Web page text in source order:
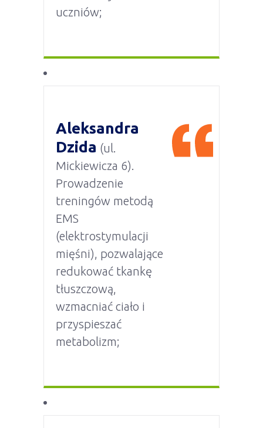
uczniów;
Aleksandra
Dzida (ul.
Mickiewicza 6).
Prowadzenie
treningów metodą
EMS
(elektrostymulacji
mięśni), pozwalające
redukować tkankę
tłuszczową,
wzmacniać ciało i
przyspieszać
metabolizm;